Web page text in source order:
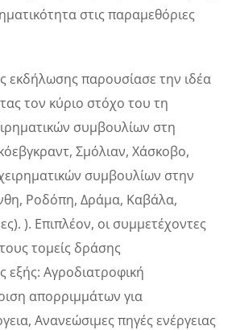
στις παραμεθόριες
εκδήλωσης παρουσίασε την ιδέα
τον κύριο στόχο του τη
συμβουλίων στη
Σμόλιαν, Χάσκοβο,
συμβουλίων στην
Ροδόπη, Δράμα, Καβάλα,
). Επιπλέον, οι συμμετέχοντες
τομείς δράσης
εξής: Αγροδιατροφική
απορριμμάτων για
Ανανεώσιμες πηγές ενέργειας